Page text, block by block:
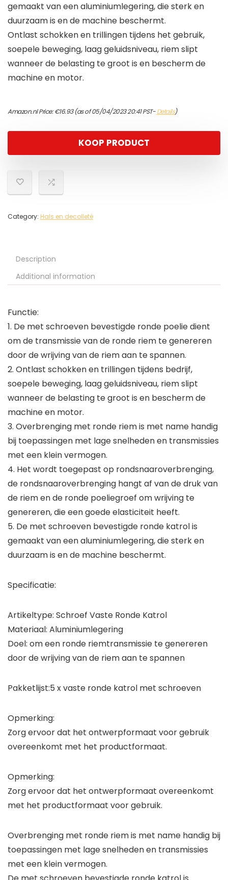
gemaakt van een aluminiumlegering, die sterk en
duurzaam is en de machine beschermt.
Ontlast schokken en trillingen tijdens het gebruik,
soepele beweging, laag geluidsniveau, riem slipt
wanneer de belasting te groot is en bescherm de
machine en motor.
Amazon.nl Price:€16.93(as of 05/04/2023 20:41 PST-Details)
KOOP PRODUCT
Category: Hals en decolleté
Description
Additional information
Functie:
1. De met schroeven bevestigde ronde poelie dient
om de transmissie van de ronde riem te genereren
door de wrijving van de riem aan te spannen.
2. Ontlast schokken en trillingen tijdens bedrijf,
soepele beweging, laag geluidsniveau, riem slipt
wanneer de belasting te groot is en bescherm de
machine en motor.
3. Overbrenging met ronde riem is met name handig
bij toepassingen met lage snelheden en transmissies
met een klein vermogen.
4. Het wordt toegepast op rondsnaaroverbrenging,
de rondsnaaroverbrenging hangt af van de druk van
de riem en de ronde poeliegroef om wrijving te
genereren, die een goede elasticiteit heeft.
5. De met schroeven bevestigde ronde katrol is
gemaakt van een aluminiumlegering, die sterk en
duurzaam is en de machine beschermt.
Specificatie:
Artikeltype: Schroef Vaste Ronde Katrol
Materiaal: Aluminiumlegering
Doel: om een ​​ronde riemtransmissie te genereren
door de wrijving van de riem aan te spannen
Pakketlijst:5 x vaste ronde katrol met schroeven
Opmerking:
Zorg ervoor dat het ontwerpformaat voor gebruik
overeenkomt met het productformaat.
Opmerking:
Zorg ervoor dat het ontwerpformaat overeenkomt
met het productformaat voor gebruik.
Overbrenging met ronde riem is met name handig bij
toepassingen met lage snelheden en transmissies
met een klein vermogen.